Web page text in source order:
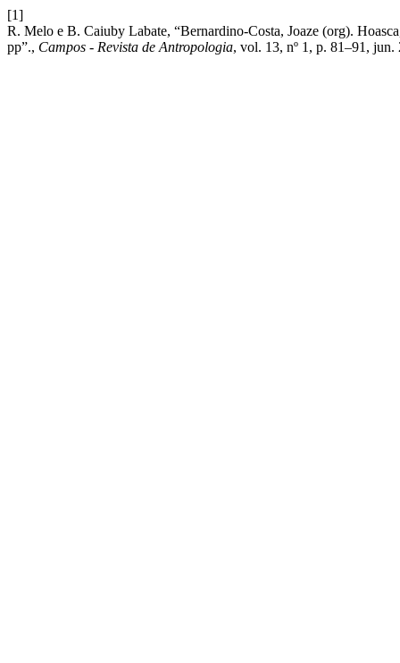
[1]
R. Melo e B. Caiuby Labate, “Bernardino-Costa, Joaze (org).
pp”., Campos - Revista de Antropologia, vol. 13, nº 1, p. 81–91, jun.